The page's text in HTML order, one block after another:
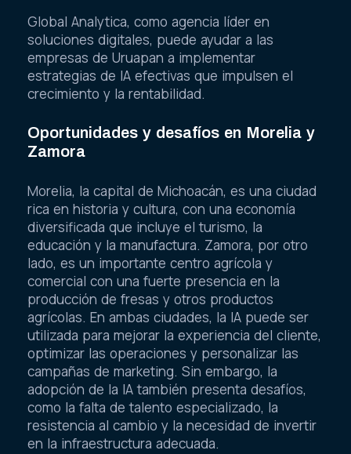
Global Analytica, como agencia líder en
soluciones digitales, puede ayudar a las
empresas de Uruapan a implementar
estrategias de IA efectivas que impulsen el
crecimiento y la rentabilidad.
Oportunidades y desafíos en Morelia y
Zamora
Morelia, la capital de Michoacán, es una ciudad
rica en historia y cultura, con una economía
diversificada que incluye el turismo, la
educación y la manufactura. Zamora, por otro
lado, es un importante centro agrícola y
comercial con una fuerte presencia en la
producción de fresas y otros productos
agrícolas. En ambas ciudades, la IA puede ser
utilizada para mejorar la experiencia del cliente,
optimizar las operaciones y personalizar las
campañas de marketing. Sin embargo, la
adopción de la IA también presenta desafíos,
como la falta de talento especializado, la
resistencia al cambio y la necesidad de invertir
en la infraestructura adecuada.